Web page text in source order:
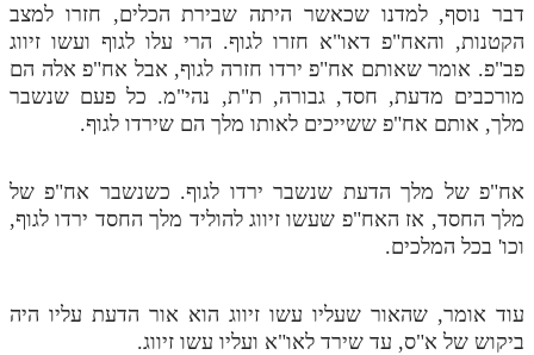
דבר נוסף, למדנו שכאשר היתה שבירת הכלים, חזרו למצב
הקטנות, והאח"פ דאו"א חזרו לגוף. הרי עלו לגוף ועשו זיווג
פב"פ. אומר שאותם אח"פ ירדו חזרה לגוף, אבל אח"פ אלה הם
מורכבים מדעת, חסד, גבורה, ת"ת, נהי"מ. כל פעם שנשבר
מלך, אותם אח"פ ששייכים לאותו מלך הם שירדו לגוף.
אח"פ של מלך הדעת שנשבר ירדו לגוף. כשנשבר אח"פ של
מלך החסד, אז האח"פ שעשו זיווג להוליד מלך החסד ירדו לגוף,
וכו' בכל המלכים.
עוד אומר, שהאור שעליו עשו זיווג הוא אור הדעת עליו היה
ביקוש של א"ס, עד שירד לאו"א ועליו עשו זיווג.